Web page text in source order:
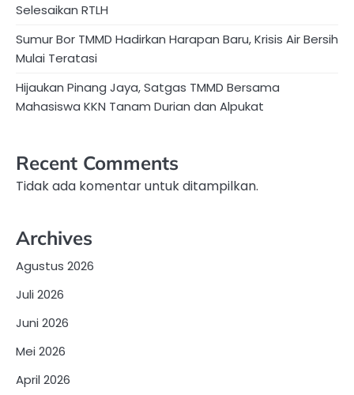
Selesaikan RTLH
Sumur Bor TMMD Hadirkan Harapan Baru, Krisis Air Bersih
Mulai Teratasi
Hijaukan Pinang Jaya, Satgas TMMD Bersama
Mahasiswa KKN Tanam Durian dan Alpukat
Recent Comments
Tidak ada komentar untuk ditampilkan.
Archives
Agustus 2026
Juli 2026
Juni 2026
Mei 2026
April 2026